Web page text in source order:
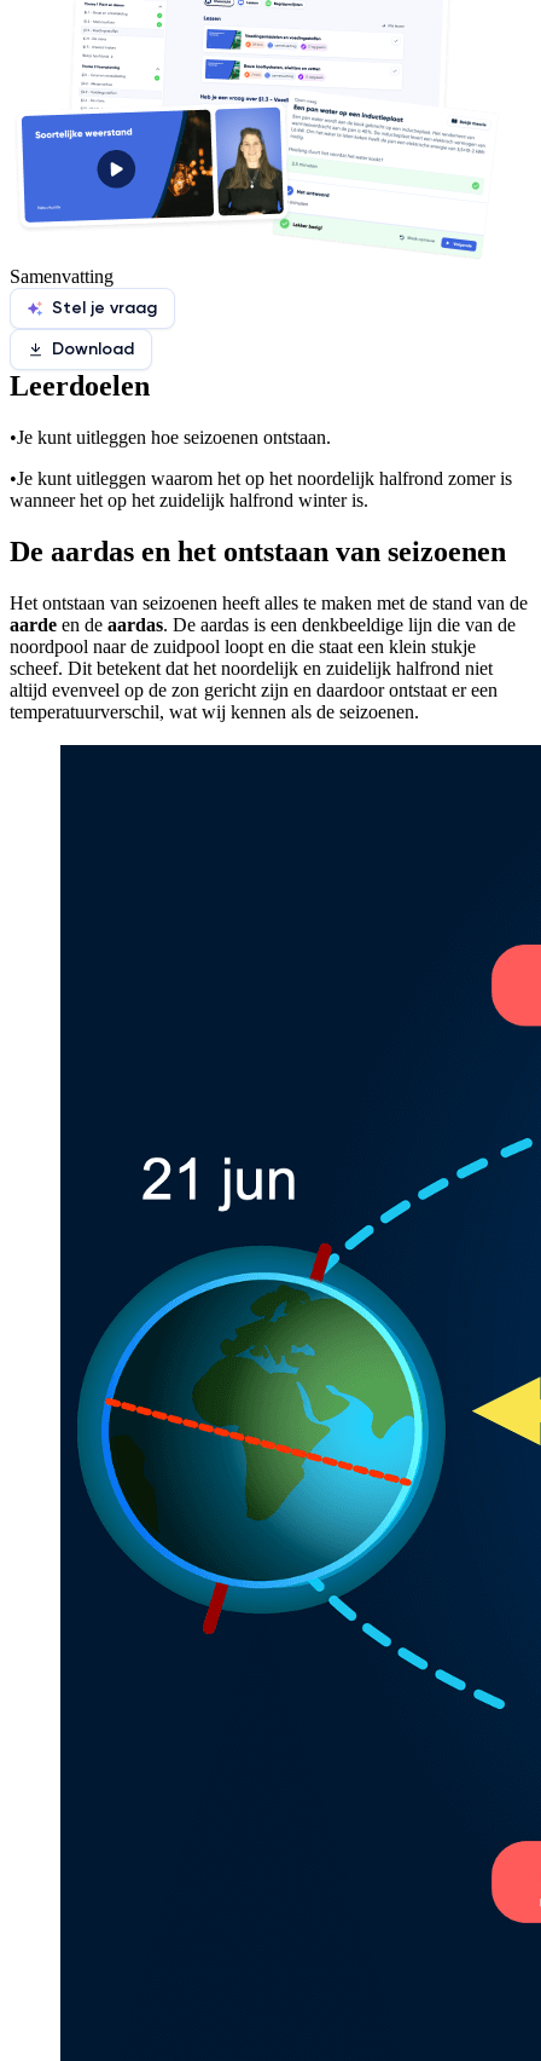
Samenvatting
Stel je vraag
Download
Leerdoelen
•Je kunt uitleggen hoe seizoenen ontstaan.
•Je kunt uitleggen waarom het op het noordelijk halfrond zomer is
wanneer het op het zuidelijk halfrond winter is.
De aardas en het ontstaan van seizoenen
Het ontstaan van seizoenen heeft alles te maken met de stand van de
aarde en de aardas. De aardas is een denkbeeldige lijn die van de
noordpool naar de zuidpool loopt en die staat een klein stukje
scheef. Dit betekent dat het noordelijk en zuidelijk halfrond niet
altijd evenveel op de zon gericht zijn en daardoor ontstaat er een
temperatuurverschil, wat wij kennen als de seizoenen.